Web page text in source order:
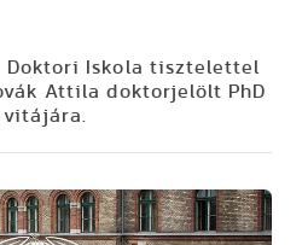
Doktori Iskola tisztelettel
Attila doktorjelölt PhD